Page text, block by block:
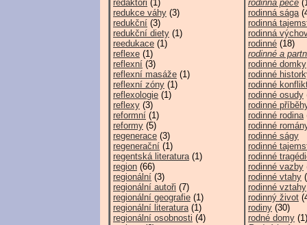
redaktoři (1)
redukce váhy (3)
redukční (3)
redukční diety (1)
reedukace (1)
reflexe (1)
reflexní (3)
reflexní masáže (1)
reflexní zóny (1)
reflexologie (1)
reflexy (3)
reformní (1)
reformy (5)
regenerace (3)
regenerační (1)
regentská literatura(1)
region (66)
regionální (3)
regionální autoři (7)
regionální geografie (1)
regionální literatura(1)
regionální osobnosti (4)
rodinná péče
rodinná sága
rodinná
rodinná
rodinné (18)
rodinné a
rodinné domky
rodinné
rodinné
rodinné osudy
rodinné
rodinné rodina
rodinné
rodinné ságy
rodinné
rodinné
rodinné vazby
rodinné vtahy
rodinné vztahy
rodinný život
rodiny (30)
rodné domy (1)